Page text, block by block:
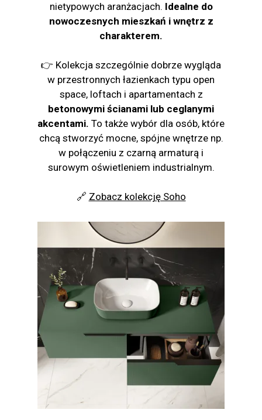
nietypowych aranżacjach. Idealne do
nowoczesnych mieszkań i wnętrz z
charakterem.
👉 Kolekcja szczególnie dobrze wygląda
w przestronnych łazienkach typu open
space, loftach i apartamentach z
betonowymi ścianami lub ceglanymi
akcentami. To także wybór dla osób, które
chcą stworzyć mocne, spójne wnętrze np.
w połączeniu z czarną armaturą i
surowym oświetleniem industrialnym.
🔗 Zobacz kolekcję Soho